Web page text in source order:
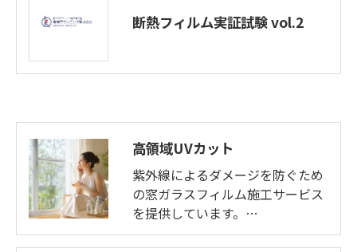
断熱フィルム実証試験 vol.2
高領域UVカット
紫外線によるダメージを防ぐため
の窓ガラスフィルム施工サービス
を提供しています。…